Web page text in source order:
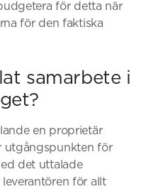
för detta när
för den faktiska
samarbete i
en proprietär
utgångspunkten för
det uttalade
för allt